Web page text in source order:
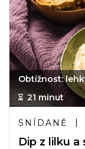
Obtížnost:
21 minut
SNÍDANĚ
Dip z lilku